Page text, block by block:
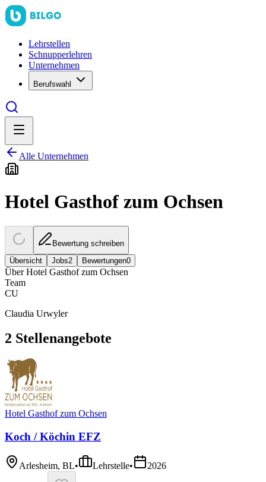
Lehrstellen
Schnupperlehren
Unternehmen
Berufswahl
Alle Unternehmen
Hotel Gasthof zum Ochsen
Bewertung schreiben
Übersicht
Jobs2 Bewertungen0
ÜberHotel Gasthof zum Ochsen
Team
CU
Claudia Urwyler
2 Stellenangebote
Hotel Gasthof zum Ochsen
Koch / Köchin EFZ
Arlesheim, BL• Lehrstelle• 2026